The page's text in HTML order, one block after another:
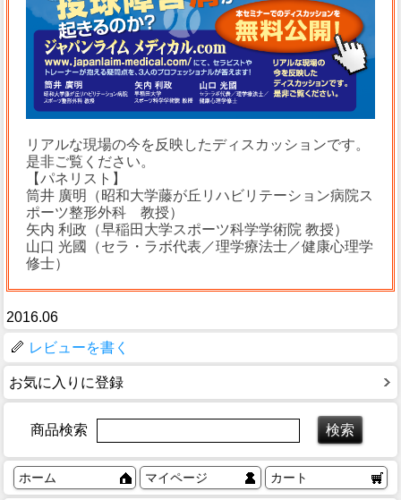
リアルな現場の今を反映したディスカッションです。
是非ご覧ください。
【パネリスト】
筒井 廣明（昭和大学藤が丘リハビリテーション病院ス
ポーツ整形外科 教授）
矢内 利政（早稲田大学スポーツ科学学術院 教授）
山口 光國（セラ・ラボ代表／理学療法士／健康心理学
修士）
2016.06
レビューを書く
お気に入りに登録
商品検索
ホーム マイページ カート